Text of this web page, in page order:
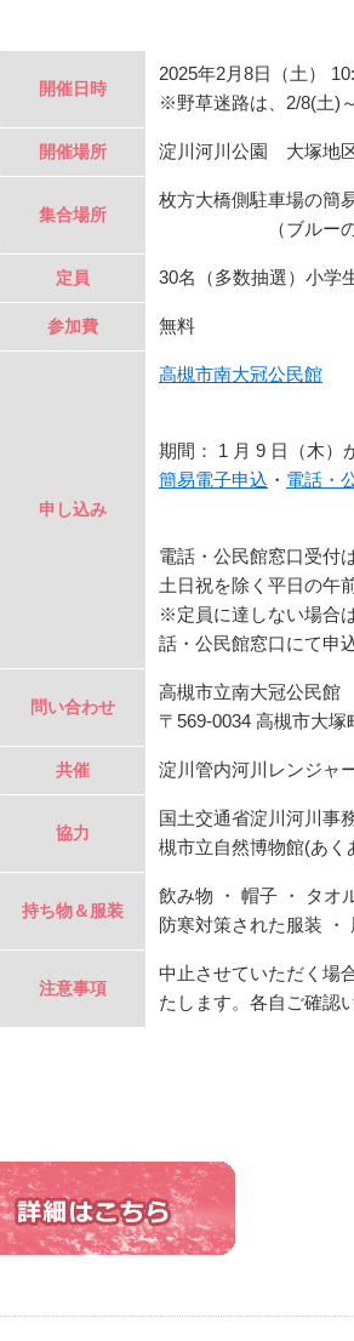
開催日時
2025年2月8日（土）
※野草迷路は、2/8(土)
開催場所 淀川河川公園 大塚地
集合場所
枚方大橋側駐車場の簡
（ブルーの河川
定員 30名（多数抽選）小学
参加費 無料
申し込み
高槻市南大冠公民館
期間： 1 月 9 日（木）
簡易電子申込 ・ 電話・
電話・公民館窓口受付
土日祝を除く平日の午
※定員に達しない場合
話・公民館窓口にて申
問い合わせ
高槻市立南大冠公民館
〒569-0034 高槻市大
共催 淀川管内河川レンジャ
協力
国土交通省淀川河川事
槻市立自然博物館(あく
持ち物＆服装
飲み物 ・ 帽子 ・ タ
防寒対策された服装 ・
注意事項
中止させていただく場
たします。各自ご確認